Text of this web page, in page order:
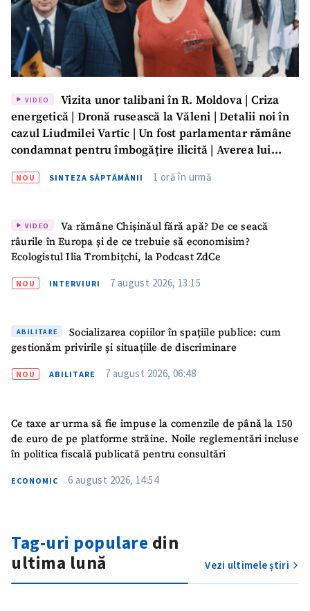
SUSȚINE
VIDEO
Vizita unor talibani în R. Moldova | Criza
energetică | Dronă rusească la Văleni | Detalii noi în
cazul Liudmilei Vartic | Un fost parlamentar rămâne
condamnat pentru îmbogățire ilicită | Averea lui
GARDĂ
NOU SINTEZA SĂPTĂMÂNII 1 oră în urmă
VIDEO
Va rămâne Chișinăul fără apă? De ce seacă
râurile în Europa și de ce trebuie să economisim?
Ecologistul Ilia Trombițchi, la Podcast ZdCe
NOU INTERVIURI 7 august 2026, 13:15
ABILITARE
Socializarea copiilor în spațiile publice: cum
gestionăm privirile și situațiile de discriminare
NOU ABILITARE 7 august 2026, 06:48
Ce taxe ar urma să fie impuse la comenzile de până la 150
de euro de pe platforme străine. Noile reglementări incluse
în politica fiscală publicată pentru consultări
ECONOMIC 6 august 2026, 14:54
Tag-uri populare din
ultima lună
Vezi ultimele știri